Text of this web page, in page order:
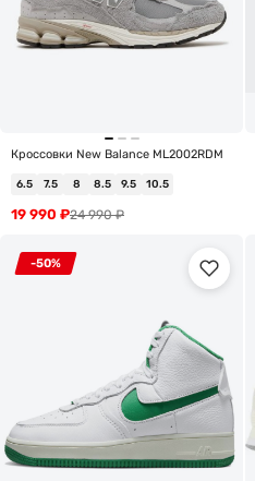
Кроссовки New Balance ML2002RDM
6.5 7.5 8 8.5 9.5 10.5
24 990₽
19 990 ₽
-50%